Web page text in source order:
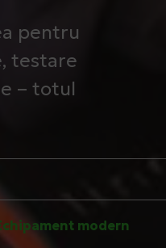
pentru
testare
– totul
modern